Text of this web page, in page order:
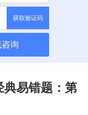
获取验证码
询
典易错题：第